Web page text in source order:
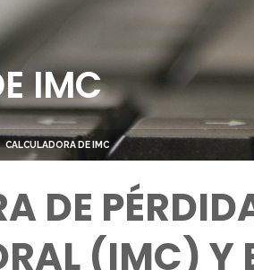
IMC
CALCULADORA DE IMC
DE
(IMC) Y